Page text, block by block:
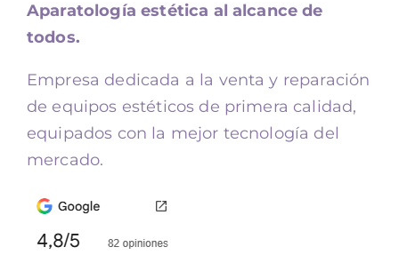
Aparatología estética al alcance de
todos.
Empresa dedicada a la venta y reparación
de equipos estéticos de primera calidad,
equipados con la mejor tecnología del
mercado.